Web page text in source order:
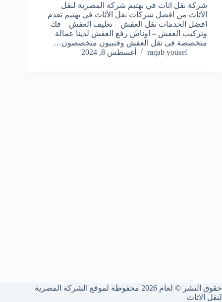
شركة نقل اثاث في بهتيم شركة المصرية لنقل
الأثاث من افضل شركات نقل الأثاث في بهتيم تقدم
افضل الخدمات نقل العفش – تغليف العفش – فك
وتركيب العفش – اوناش رفع العفش لدينا عمالة
متخصصة فى نقل العفش وفنييون متخصصون…
ragab yousef
أغسطس 8, 2024
حقوق النشر © لعام 2026 محفوظة لموقع الشركة المصرية
لنقل الاثاث